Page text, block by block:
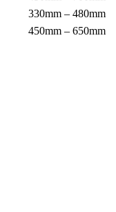
330mm – 480mm
450mm – 650mm